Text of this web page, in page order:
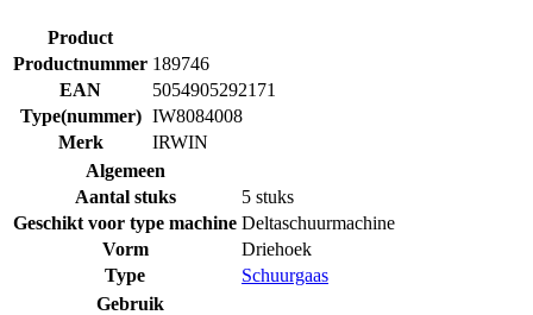
Product
Productnummer 189746
EAN
5054905292171
Type(nummer) IW8084008
Merk
IRWIN
Algemeen
Aantal stuks
5 stuks
Geschikt voor type machine Deltaschuurmachine
Vorm
Driehoek
Type
Schuurgaas
Gebruik